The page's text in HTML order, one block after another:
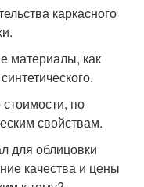
каркасного
материалы, как
по
свойствам.
для облицовки
качества и цены